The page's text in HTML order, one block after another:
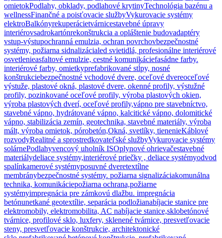
omietokPodlahy, obklady, podlahové krytinyTechnológia bazénu a
wellnessFinančné a poisťovacie službyVykurovacie systémy
elektroBalkónyrekuperácietvárnicestavebné úpravy
interiérovsadrokartónrekonštrukcia a opláštenie budovadaptéry
vstup-výstupochranná emulzia, ochran povrchovbezpečnostné
systémy, požiarna sidnalizácialed svietidlá, profesionálne interiérové
osvetlenieasfaltové emulzie, cestné komunikáciefasádne farby.
interiérové farby, omietkyprefabrikované stĺpy, nosné
konštrukciebezpečnostné vchodové dvere, oceľové dvereoceľové
výstuže, plastové okná, plastové dvere, okenné profily, výstužné
profily, pozinkované oceľové profily, výroba plastových okien,
výroba plastových dverí, oceľové profily,vápno pre stavebníctvo,
stavebné vápno, hydrátované vápno, kalcitické vápno, dolomitické
vápno, stabilizácia zemín, geotechnika, stavebné materiály, výroba
mált, výroba omietok, pórobetón,Okná, svetlíky, tienenieKáblové
rozvodyRealitné a sprostredkovateľské službyVykurovacie systémy
solárnePodlahyvencový uholník ISOplynové ohrievačestavebné
materiálydeliace systémy,interiérové priečky , deliace systémyodvod
spalínkamerové systémyposuvné dveretextílne
membránybezpečnostné systémy. požiarna signalizáciakomunálna
technika, komunikáciepožiarna ochrana,požiarne
systémyimpregnácia pre zámkovú dlažbu. impregnácia
betónunetkané geotextílie, separácia podložianabíjacie stanice pre
elektromobily, elektromobilita, AC nabíjacie stanice,sklobetónové
tvárnice, profilové sklo, luxfery, sklenené tvárnice, presvetľovacie
steny, presvetľovacie konštrukcie, architektonické